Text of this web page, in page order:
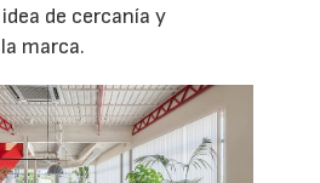
de cercanía y
marca.